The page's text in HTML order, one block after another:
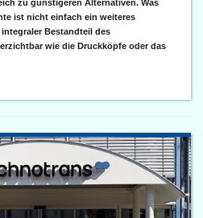
zu günstigeren Alternativen. Was
ist nicht einfach ein weiteres
Bestandteil des
wie die Druckköpfe oder das